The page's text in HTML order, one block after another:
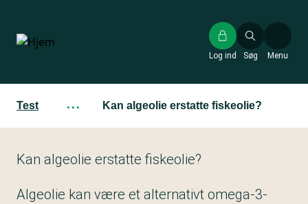
hovedindhold
Søg
Log ind Menu
Test ··· Kan algeolie erstatte fiskeolie?
Kan algeolie erstatte fiskeolie?
Algeolie kan være et alternativt omega-3-